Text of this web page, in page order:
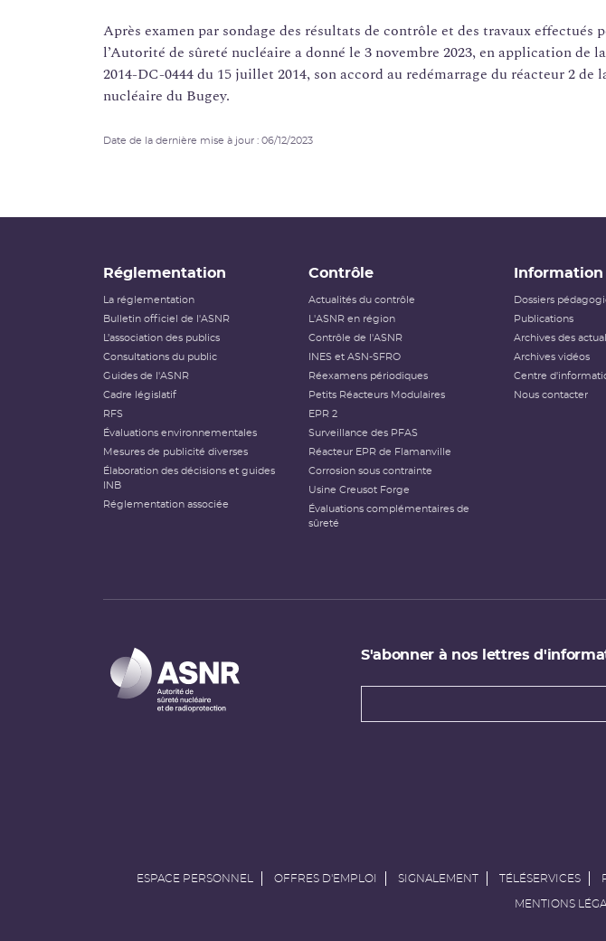
Après examen par sondage des résultats de contrôle et des travaux effectués
l’Autorité de sûreté nucléaire a donné le 3 novembre 2023, en application de
2014-DC-0444 du 15 juillet 2014, son accord au redémarrage du réacteur 2 de
nucléaire du Bugey.
Date de la dernière mise à jour : 06/12/2023
Réglementation
La réglementation
Bulletin officiel de l'ASNR
L’association des publics
Consultations du public
Guides de l'ASNR
Cadre législatif
RFS
Évaluations environnementales
Mesures de publicité diverses
Élaboration des décisions et guides
INB
Réglementation associée
Contrôle
Actualités du contrôle
L'ASNR en région
Contrôle de l'ASNR
INES et ASN-SFRO
Réexamens périodiques
Petits Réacteurs Modulaires
EPR 2
Surveillance des PFAS
Réacteur EPR de Flamanville
Corrosion sous contrainte
Usine Creusot Forge
Évaluations complémentaires de
sûreté
Information
Dossiers
Publications
Archives des
Archives vidéos
Centre
Nous contacter
S'abonner à nos lettres
Types de
ESPACE PERSONNEL OFFRES D'EMPLOI SIGNALEMENT TÉLÉSERVICES
MENTIONS